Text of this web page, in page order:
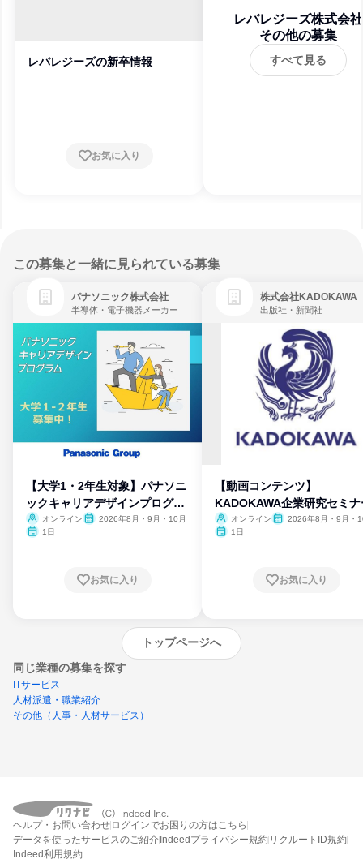
レバレジーズの新卒情報
お気に入り
レバレジーズ株式会社
その他の募集
すべて見る
この募集と一緒に見られている募集
パナソニック株式会社
半導体・電子機器メーカー
【大学1・2年生対象】パナソニ
ックキャリアデザインプログラ
ム
オンライン
2026年8月・9月・10月
1日
お気に入り
株式会社KADOKAWA
出版社・新聞社
【動画コンテンツ】
KADOKAWA企業研究セミナ
オンライン
2026年8月・9月・
1日
お気に入り
トップページへ
同じ業種の募集を探す
ITサービス
人材派遣・職業紹介
その他（人事・人材サービス）
外部の新卒情報サイトへ遷移します
ヘルプ・お問い合わせ ログインでお困りの方はこちら
データを使ったサービスのご紹介 Indeedプライバシー規約 リクルートID規約
Indeed利用規約